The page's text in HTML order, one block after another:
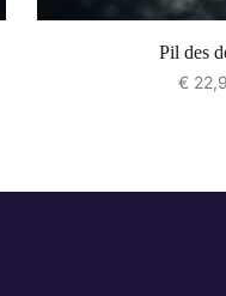
Pil des
€